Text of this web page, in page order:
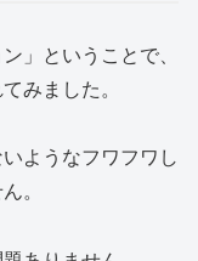
」ということで、
みました。
ようなフワフワし
。